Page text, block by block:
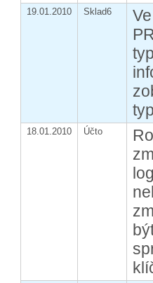
19.01.2010 Sklad6
18.01.2010 Účto